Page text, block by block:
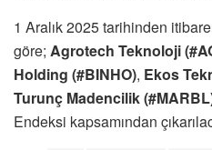
1 Aralık 2025 tarihinden
göre; Agrotech Teknoloji
Holding (#BINHO), Ekos
Turunç Madencilik
Endeksi kapsamından